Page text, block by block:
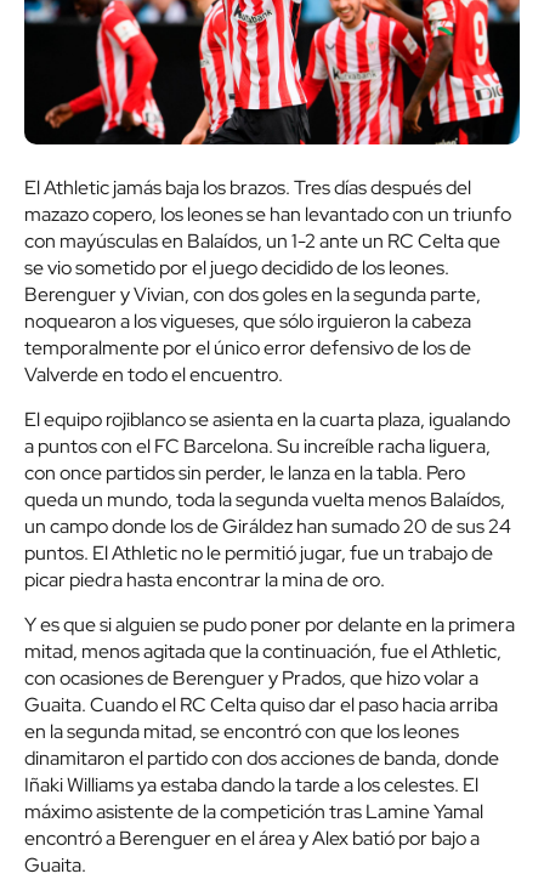
El Athletic jamás baja los brazos. Tres días después del
mazazo copero, los leones se han levantado con un triunfo
con mayúsculas en Balaídos, un 1-2 ante un RC Celta que
se vio sometido por el juego decidido de los leones.
Berenguer y Vivian, con dos goles en la segunda parte,
noquearon a los vigueses, que sólo irguieron la cabeza
temporalmente por el único error defensivo de los de
Valverde en todo el encuentro.
El equipo rojiblanco se asienta en la cuarta plaza, igualando
a puntos con el FC Barcelona. Su increíble racha liguera,
con once partidos sin perder, le lanza en la tabla. Pero
queda un mundo, toda la segunda vuelta menos Balaídos,
un campo donde los de Giráldez han sumado 20 de sus 24
puntos. El Athletic no le permitió jugar, fue un trabajo de
picar piedra hasta encontrar la mina de oro.
Y es que si alguien se pudo poner por delante en la primera
mitad, menos agitada que la continuación, fue el Athletic,
con ocasiones de Berenguer y Prados, que hizo volar a
Guaita. Cuando el RC Celta quiso dar el paso hacia arriba
en la segunda mitad, se encontró con que los leones
dinamitaron el partido con dos acciones de banda, donde
Iñaki Williams ya estaba dando la tarde a los celestes. El
máximo asistente de la competición tras Lamine Yamal
encontró a Berenguer en el área y Alex batió por bajo a
Guaita.